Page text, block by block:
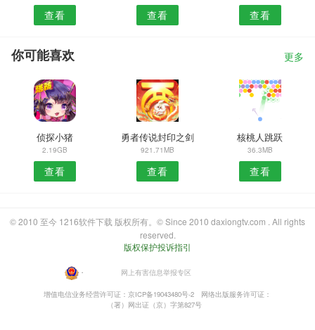
查看 查看 查看
你可能喜欢 更多
侦探小猪
2.19GB
查看
勇者传说封印之剑
921.71MB
查看
核桃人跳跃
36.3MB
查看
© 2010 至今 1216软件下载 版权所有。© Since 2010 daxiongtv.com . All rights
reserved.
版权保护投诉指引
・ 网上有害信息举报专区
增值电信业务经营许可证：京ICP备19043480号-2
网络出版服务许可证：
（署）网出证（京）字第827号